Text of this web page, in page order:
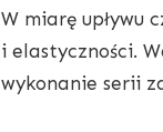
W miarę upływu
i elastyczności.
wykonanie serii